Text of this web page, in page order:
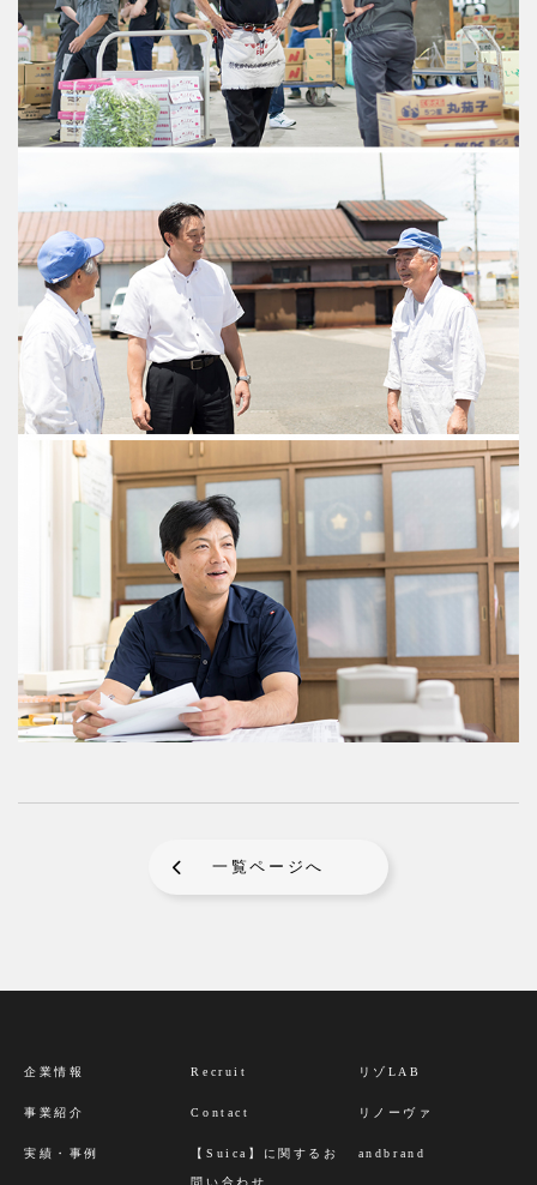
一覧ページへ
企業情報
事業紹介
実績・事例
Recruit
Contact
【Suica】に関するお
問い合わせ
リゾLAB
リノーヴァ
andbrand